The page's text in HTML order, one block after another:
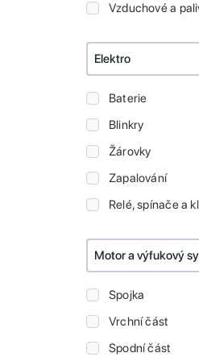
Vzduchové a
Elektro
Baterie
Blinkry
Žárovky
Zapalování
Relé, spínače a
Motor a výfukový
Spojka
Vrchní část
Spodní část